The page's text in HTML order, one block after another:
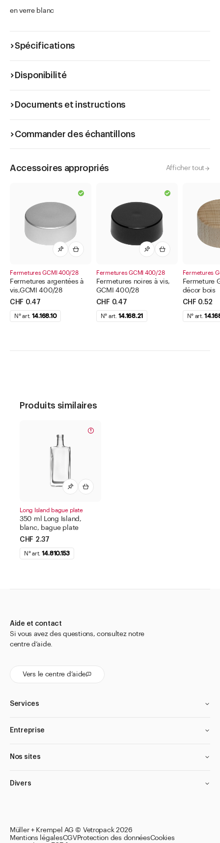
en verre blanc
Spécifications
Disponibilité
Documents et instructions
Commander des échantillons
Accessoires appropriés Afficher tout
Fermetures GCMI 400/28
Fermetures argentées à
vis,GCMI 400/28
CHF 0.47
N° art. 14.168.10
Fermetures GCMI 400/28
Fermetures noires à vis,
GCMI 400/28
CHF 0.47
N° art. 14.168.21
Fermetures
Fermeture
décor bois
CHF 0.52
N° art.
Produits similaires
Long Island bague plate
350 ml Long Island,
blanc, bague plate
CHF 2.37
N° art. 14.810.153
Aide et contact
Si vous avez des questions, consultez notre
centre d’aide.
Vers le centre d’aide
Services
Entreprise
Nos sites
Divers
Müller + Krempel AG © Vetropack 2026
Mentions légalesCGVProtection des donnéesCookies